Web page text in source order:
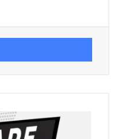
Facebook